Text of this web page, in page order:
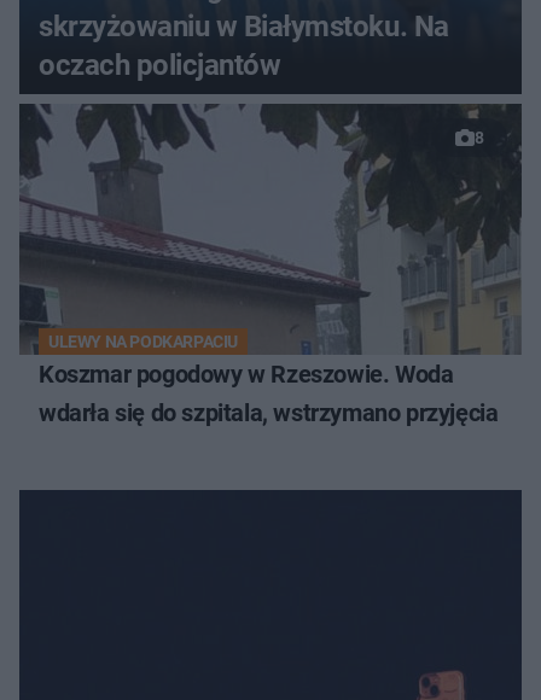
skrzyżowaniu w Białymstoku. Na
oczach policjantów
8
ULEWY NA PODKARPACIU
Koszmar pogodowy w Rzeszowie. Woda
wdarła się do szpitala, wstrzymano przyjęcia